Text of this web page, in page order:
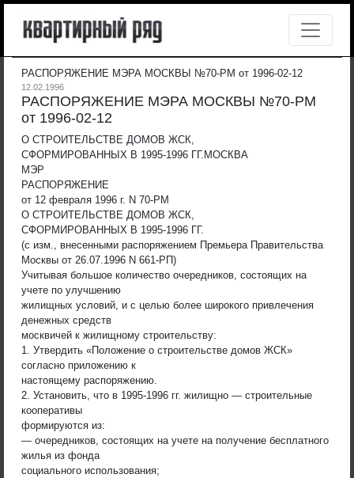
РАСПОРЯЖЕНИЕ МЭРА МОСКВЫ №70-РМ от 1996-02-12
12.02.1996
РАСПОРЯЖЕНИЕ МЭРА МОСКВЫ №70-РМ
от 1996-02-12
О СТРОИТЕЛЬСТВЕ ДОМОВ ЖСК,
СФОРМИРОВАННЫХ В 1995-1996 ГГ. МОСКВА
МЭР
РАСПОРЯЖЕНИЕ
от 12 февраля 1996 г. N 70-РМ
О СТРОИТЕЛЬСТВЕ ДОМОВ ЖСК,
СФОРМИРОВАННЫХ В 1995-1996 ГГ.
(с изм., внесенными распоряжением Премьера Правительства
Москвы от 26.07.1996 N 661-РП)
Учитывая большое количество очередников, состоящих на
учете по улучшению
жилищных условий, и с целью более широкого привлечения
денежных средств
москвичей к жилищному строительству:
1. Утвердить «Положение о строительстве домов ЖСК»
согласно приложению к
настоящему распоряжению.
2. Установить, что в 1995-1996 гг. жилищно — строительные
кооперативы
формируются из:
— очередников, состоящих на учете на получение бесплатного
жилья из фонда
социального использования;